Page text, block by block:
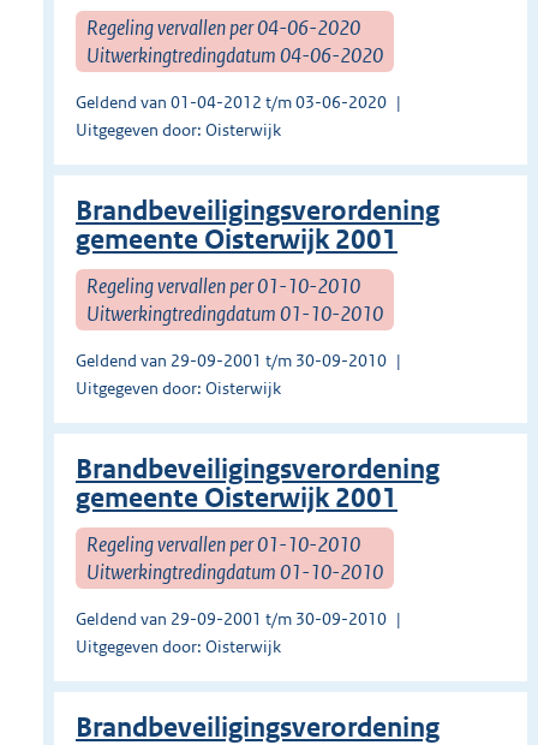
Regeling vervallen per 04-06-2020
Uitwerkingtredingdatum 04-06-2020
Geldend van 01-04-2012 t/m 03-06-2020
Uitgegeven door: Oisterwijk
Brandbeveiligingsverordening
gemeente Oisterwijk 2001
Regeling vervallen per 01-10-2010
Uitwerkingtredingdatum 01-10-2010
Geldend van 29-09-2001 t/m 30-09-2010
Uitgegeven door: Oisterwijk
Brandbeveiligingsverordening
gemeente Oisterwijk 2001
Regeling vervallen per 01-10-2010
Uitwerkingtredingdatum 01-10-2010
Geldend van 29-09-2001 t/m 30-09-2010
Uitgegeven door: Oisterwijk
Brandbeveiligingsverordening